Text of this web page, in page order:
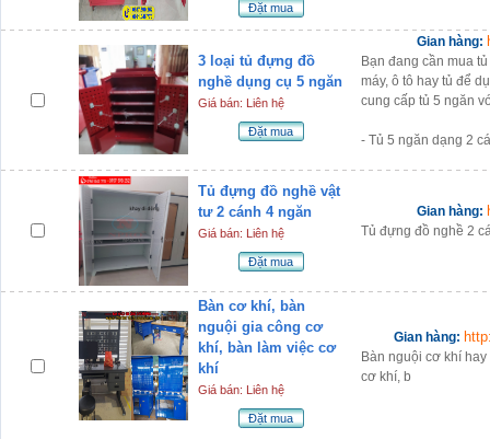
Đặt mua
3 loại tủ đựng đồ
nghề dụng cụ 5 ngăn
Giá bán: Liên hệ
Đặt mua
Gian hàng:
Bạn đang cần mua
máy, ô tô hay tủ để
cung cấp tủ 5 ngăn
- Tủ 5 ngăn dạng 2 cá
Tủ đựng đồ nghề vật
tư 2 cánh 4 ngăn
Giá bán: Liên hệ
Đặt mua
Gian hàng:
Tủ đựng đồ nghề 2
Bàn cơ khí, bàn
nguội gia công cơ
khí, bàn làm việc cơ
khí
Giá bán: Liên hệ
Đặt mua
Gian hàng:
Bàn nguội cơ khí
cơ khí, b